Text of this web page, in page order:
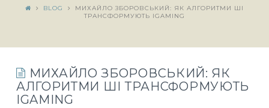
BLOG
МИХАЙЛО ЗБОРОВСЬКИЙ: ЯК АЛГОРИТМИ ШІ
ТРАНСФОРМУЮТЬ IGAMING
МИХАЙЛО ЗБОРОВСЬКИЙ: ЯК
АЛГОРИТМИ ШІ ТРАНСФОРМУЮТЬ
IGAMING